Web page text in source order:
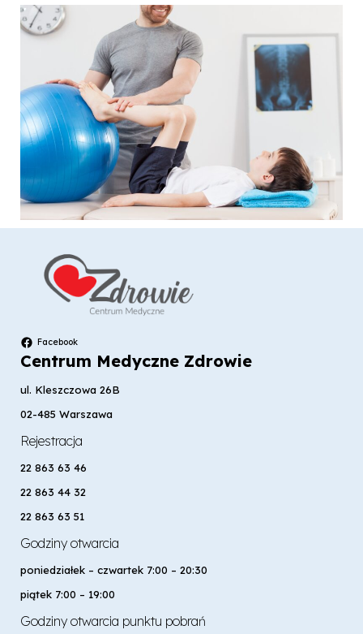
Facebook
Centrum Medyczne Zdrowie
ul. Kleszczowa 26B
02-485 Warszawa
Rejestracja
22 863 63 46
22 863 44 32
22 863 63 51
Godziny otwarcia
poniedziałek – czwartek 7:00 – 20:30
piątek 7:00 – 19:00
Godziny otwarcia punktu pobrań